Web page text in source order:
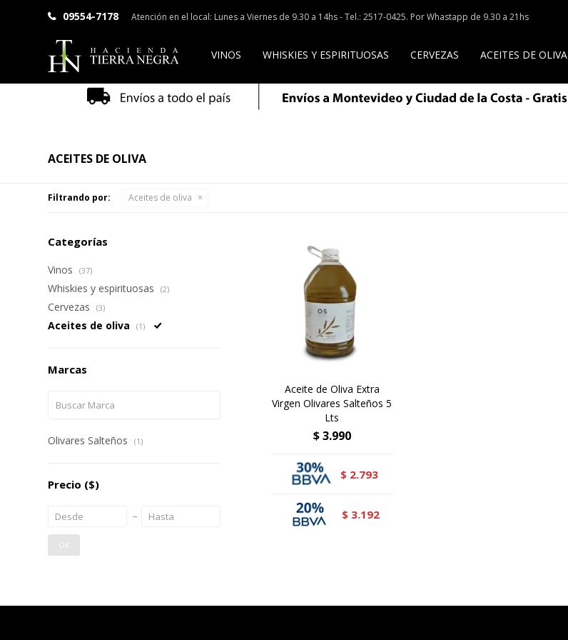
VINOS WHISKIES Y ESPIRITUOSAS CERVEZAS ACEITES DE OLIVA
09554-7178 Atención en el local: Lunes a Viernes de 9.30 a 14hs - Tel.: 2517-0425. Por Whastapp de 9.30 a 21hs
ACEITES DE OLIVA
Filtrando por: Aceites de oliva
Aceite de Oliva Extra
Virgen Olivares Salteños 5
Lts
$ 3.990
$ 2.793
$ 3.192
Categorías
Vinos (37)
Whiskies y espirituosas (2)
Cervezas (3)
Aceites de oliva (1)
Marcas
Olivares Salteños (1)
Precio ($)
OK